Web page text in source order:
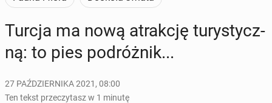
Turcja ma nową atrak­cję tu­ry­stycz­
ną: to pies po­dróż­nik...
27 PAŹDZIERNIKA 2021, 08:00
Ten tekst przeczytasz w 1 minutę